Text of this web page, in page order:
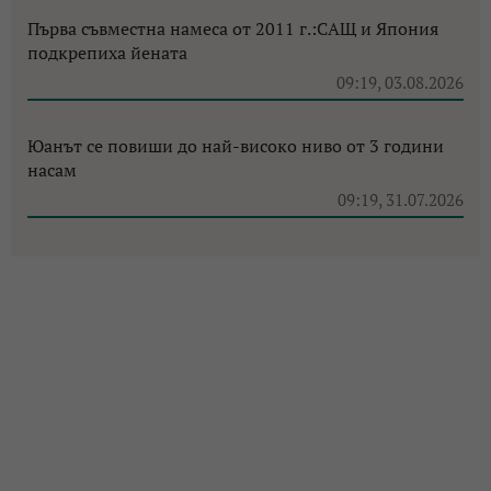
Първа съвместна намеса от 2011 г.:САЩ и Япония
подкрепиха йената
09:19, 03.08.2026
Юанът се повиши до най-високо ниво от 3 години
насам
09:19, 31.07.2026